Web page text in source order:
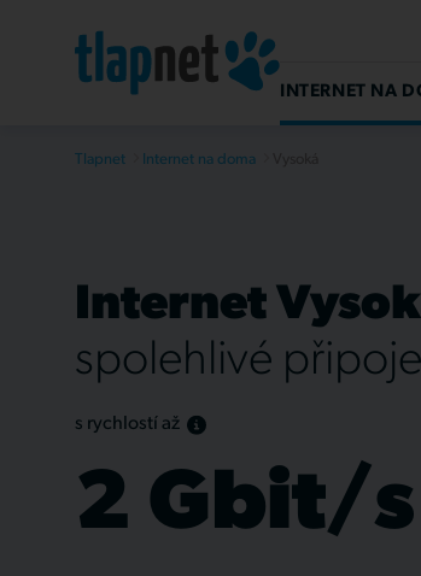
INTERNET NA
Tlapnet Internet na doma
Internet
spolehlivé
s rychlostí až
2 Gbit/s